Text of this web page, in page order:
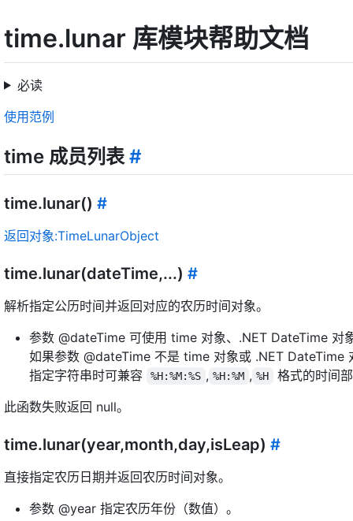
time.lunar 库模块帮助文档
必读
使用范例
time 成员列表 #
time.lunar() #
返回对象:TimeLunarObject
time.lunar(dateTime,...) #
解析指定公历时间并返回对应的农历时间对象。
参数 @dateTime 可使用 time 对象、.NET DateTime 对
如果参数 @dateTime 不是 time 对象或 .NET
指定字符串时可兼容
%H:%M:%S , %H:%M , %H
格式的时间
此函数失败返回 null。
time.lunar(year,month,day,isLeap) #
直接指定农历日期并返回农历时间对象。
参数 @year 指定农历年份（数值）。